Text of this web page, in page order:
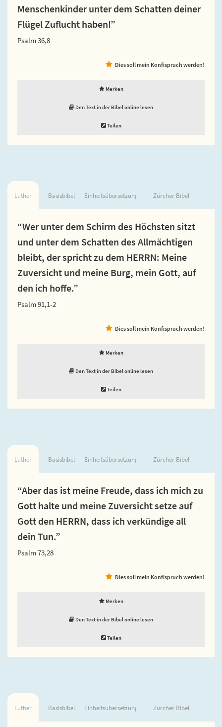
Menschenkinder unter dem Schatten deiner
Flügel Zuflucht haben!”
Psalm 36,8
Dies soll mein Konfispruch werden!
Merken
Den Text in der Bibel online lesen
Teilen
Luther Basisbibel Einheitsübersetzung Zürcher Bibel
“Wer unter dem Schirm des Höchsten sitzt
und unter dem Schatten des Allmächtigen
bleibt, der spricht zu dem HERRN: Meine
Zuversicht und meine Burg, mein Gott, auf
den ich hoffe.”
Psalm 91,1-2
Dies soll mein Konfispruch werden!
Merken
Den Text in der Bibel online lesen
Teilen
Luther Basisbibel Einheitsübersetzung Zürcher Bibel
“Aber das ist meine Freude, dass ich mich zu
Gott halte und meine Zuversicht setze auf
Gott den HERRN, dass ich verkündige all
dein Tun.”
Psalm 73,28
Dies soll mein Konfispruch werden!
Merken
Den Text in der Bibel online lesen
Teilen
Luther Basisbibel Einheitsübersetzung Zürcher Bibel